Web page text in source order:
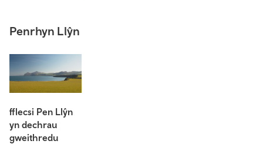
Penrhyn Llŷn
fflecsi Pen Llŷn
yn dechrau
gweithredu